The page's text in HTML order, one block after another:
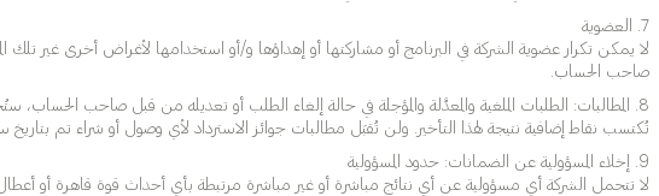
7. العضوية
صاحب الحساب.
8. المطالبات: الطلبات الملغية والمعدَّلة والمؤجلة في حالة إلغاء الطلب أو تعديله من قبل صاحب
تُكتسب نقاط إضافية نتيجة لهذا التأخير. ولن تُقبَل مطالبات جوائز الاسترداد لأي وصول أو شراء تم
9. إخلاء المسؤولية عن الضمانات: حدود المسؤولية
لا تتحمل الشركة أي مسؤولية عن أي نتائج مباشرة أو غير مباشرة مرتبطة بأي أحداث قوة قاهرة أو